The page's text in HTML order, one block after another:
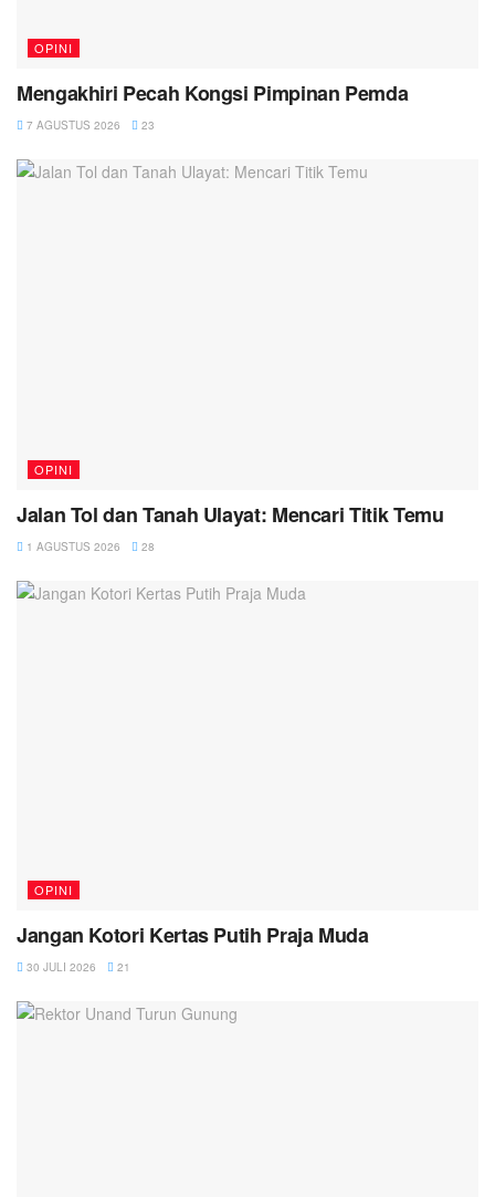
OPINI
Mengakhiri Pecah Kongsi Pimpinan Pemda
7 AGUSTUS 2026 23
OPINI
Jalan Tol dan Tanah Ulayat: Mencari Titik Temu
1 AGUSTUS 2026 28
OPINI
Jangan Kotori Kertas Putih Praja Muda
30 JULI 2026 21